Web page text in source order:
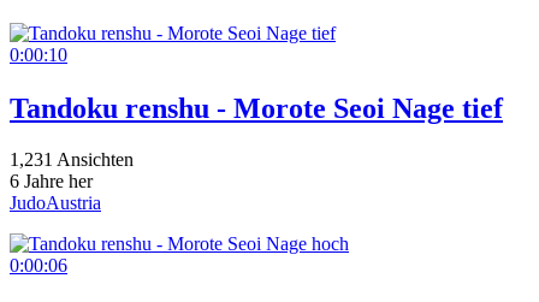
0:00:10
Tandoku renshu - Morote Seoi Nage tief
1,231 Ansichten
6 Jahre her
JudoAustria
0:00:06